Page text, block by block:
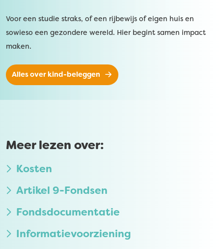
Voor een studie straks, of een rijbewijs of eigen huis en
sowieso een gezondere wereld. Hier begint samen impact
maken.
Alles over kind-beleggen
Meer lezen over:
Kosten
Artikel 9-Fondsen
Fondsdocumentatie
Informatievoorziening